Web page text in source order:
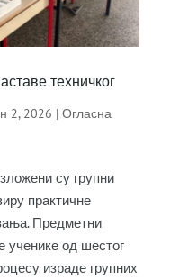
техничког
2, 2026 | Огласна
су групни
практичне
Предметни
ученике од шестог
израде групних